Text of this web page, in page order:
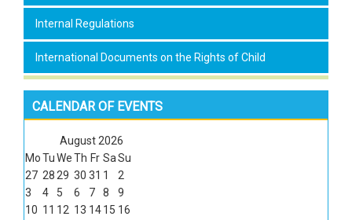
Internal Regulations
International Documents on the Rights of Child
CALENDAR OF EVENTS
August2026
MoTuWeTh Fr SaSu
27 2829 30 31 1
2
3
4 5 6 7 8
9
10 11 12 13 1415 16